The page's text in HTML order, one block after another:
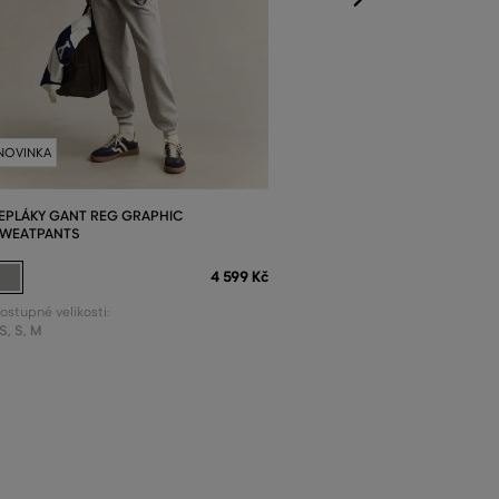
GANT REG GRAPHIC
4 599 Kč
velikosti:
S M